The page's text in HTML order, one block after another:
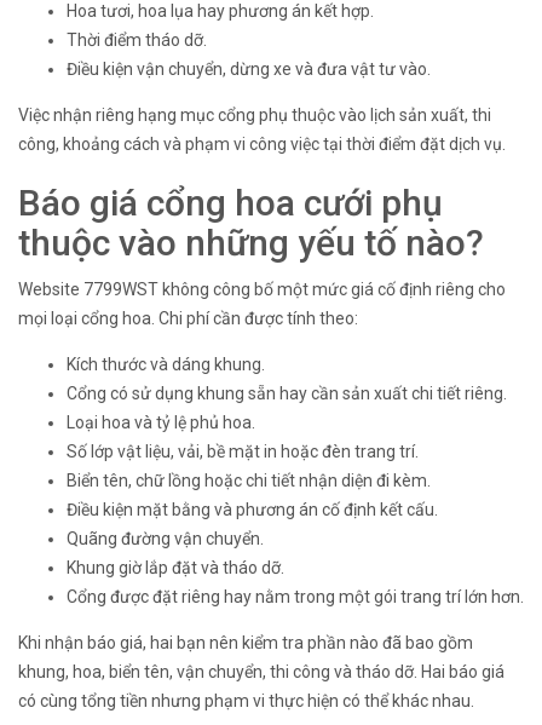
Hoa tươi, hoa lụa hay phương án kết hợp.
Thời điểm tháo dỡ.
Điều kiện vận chuyển, dừng xe và đưa vật tư vào.
Việc nhận riêng hạng mục cổng phụ thuộc vào lịch sản xuất, thi
công, khoảng cách và phạm vi công việc tại thời điểm đặt dịch vụ.
Báo giá cổng hoa cưới phụ
thuộc vào những yếu tố nào?
Website 7799WST không công bố một mức giá cố định riêng cho
mọi loại cổng hoa. Chi phí cần được tính theo:
Kích thước và dáng khung.
Cổng có sử dụng khung sẵn hay cần sản xuất chi tiết riêng.
Loại hoa và tỷ lệ phủ hoa.
Số lớp vật liệu, vải, bề mặt in hoặc đèn trang trí.
Biển tên, chữ lồng hoặc chi tiết nhận diện đi kèm.
Điều kiện mặt bằng và phương án cố định kết cấu.
Quãng đường vận chuyển.
Khung giờ lắp đặt và tháo dỡ.
Cổng được đặt riêng hay nằm trong một gói trang trí lớn hơn.
Khi nhận báo giá, hai bạn nên kiểm tra phần nào đã bao gồm
khung, hoa, biển tên, vận chuyển, thi công và tháo dỡ. Hai báo giá
có cùng tổng tiền nhưng phạm vi thực hiện có thể khác nhau.